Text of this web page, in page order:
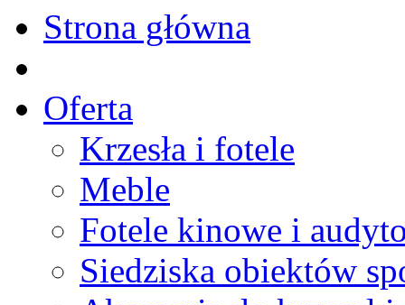
Strona główna
Oferta
Krzesła i fotele
Meble
Fotele kinowe i
Siedziska obiektów